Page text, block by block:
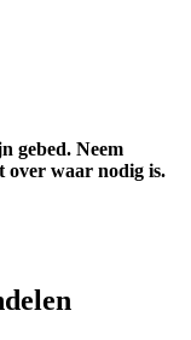
gebed. Neem
over waar nodig is.